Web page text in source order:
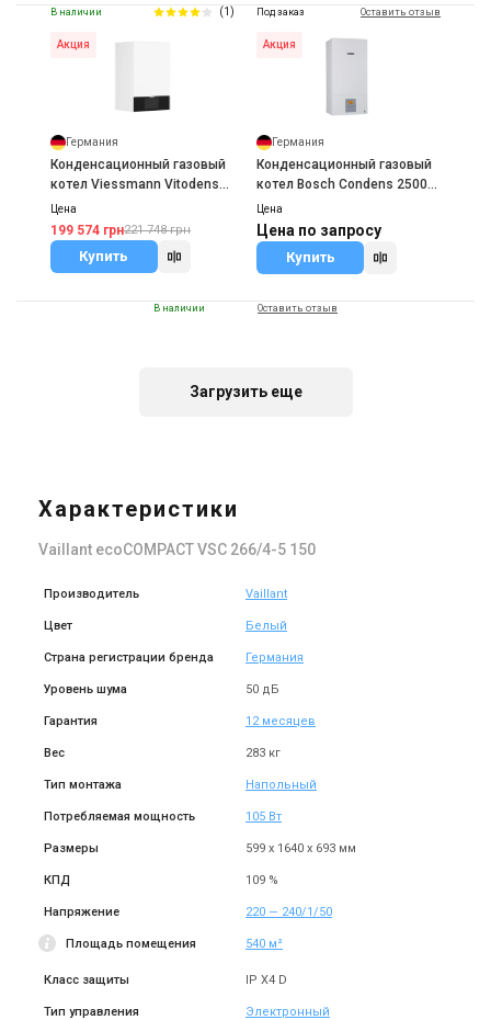
В наличии (1)
Акция
Германия
Конденсационный газовый
котел Viessmann Vitodens
200-W 1,9 – 19,0
Цена
199 574 грн221 748 грн
Купить
Под заказ Оставить отзыв
Акция
Германия
Конденсационный газовый
котел Bosch Condens 2500
W WBC 14 1
Цена
Цена по запросу
Купить
В наличии Оставить отзыв
Цена
Купить
Загрузить еще
Характеристики
Vaillant ecoCOMPACT VSC 266/4-5 150
Производитель Vaillant
Цвет Белый
Страна регистрации бренда Германия
Уровень шума 50 дБ
Гарантия 12 месяцев
Вес 283 кг
Тип монтажа Напольный
Потребляемая мощность 105 Вт
Размеры 599 х 1640 х 693 мм
КПД 109 %
Напряжение 220 — 240/1/50
Площадь помещения 540 м²
Класс защиты IP X4 D
Тип управления Электронный